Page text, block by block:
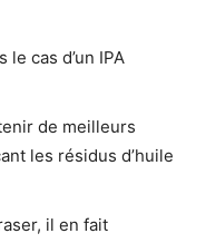
le cas d’un IPA
de meilleurs
les résidus d’huile
il en fait